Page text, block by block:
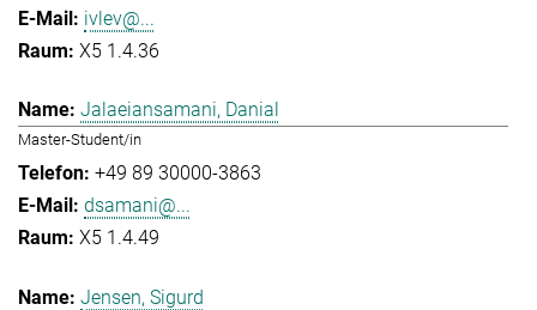
ivlev@...
X5 1.4.36
Jalaeiansamani, Danial
Master-Student/in
+49 89 30000-3863
dsamani@...
X5 1.4.49
Jensen, Sigurd